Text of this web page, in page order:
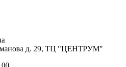
д. 29, ТЦ "ЦЕНТРУМ"